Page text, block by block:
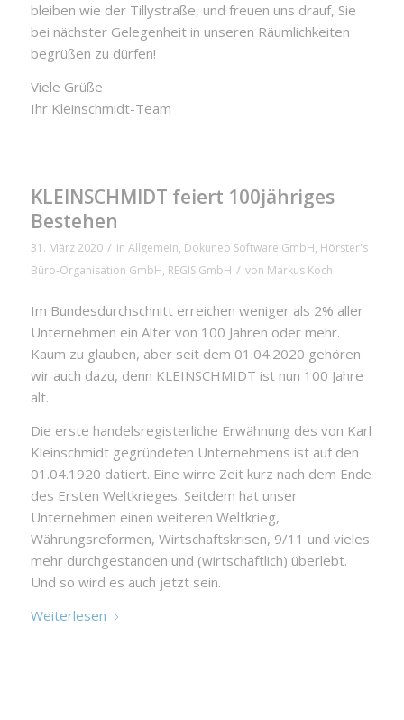
bleiben wie der Tillystraße, und freuen uns drauf, Sie
bei nächster Gelegenheit in unseren Räumlichkeiten
begrüßen zu dürfen!
Viele Grüße
Ihr Kleinschmidt-Team
KLEINSCHMIDT feiert 100jähriges
Bestehen
31. März 2020 / in Allgemein, Dokuneo Software GmbH, Hörster's
Büro-Organisation GmbH, REGIS GmbH / von Markus Koch
Im Bundesdurchschnitt erreichen weniger als 2% aller
Unternehmen ein Alter von 100 Jahren oder mehr.
Kaum zu glauben, aber seit dem 01.04.2020 gehören
wir auch dazu, denn KLEINSCHMIDT ist nun 100 Jahre
alt.
Die erste handelsregisterliche Erwähnung des von Karl
Kleinschmidt gegründeten Unternehmens ist auf den
01.04.1920 datiert. Eine wirre Zeit kurz nach dem Ende
des Ersten Weltkrieges. Seitdem hat unser
Unternehmen einen weiteren Weltkrieg,
Währungsreformen, Wirtschaftskrisen, 9/11 und vieles
mehr durchgestanden und (wirtschaftlich) überlebt.
Und so wird es auch jetzt sein.
Weiterlesen